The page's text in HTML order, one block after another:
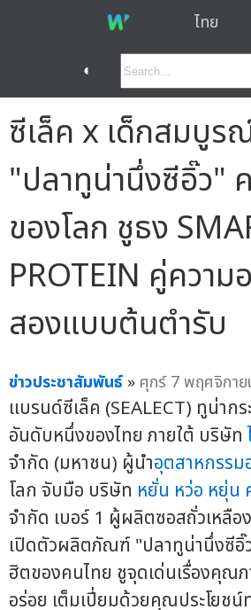
ไทย
◐
ซีเล็ค x เด็กสมบูร
"ปลาทูน่านึ่งซีอิ๊ว"
ของโลก ชูธง
PROTEIN คู่ควา
สองแบบต้นตำรับ
ข่าวประชาสัมพันธ์ » ศุกร์ 7 พฤศจิกา
แบรนด์ซีเล็ค (SEALECT) ทูน่าก
อันดับหนึ่งของไทย ภายใต้ บริษัท
จำกัด (มหาชน) ผู้นำอุตสาหกรรม
โลก จับมือ บริษัท หยั่น หว่อ หยุ่น
จำกัด เบอร์ 1 ผู้ผลิตซอสถั่วเหลื
เปิดตัวผลิตภัณฑ์ "ปลาทูน่านึ่งซีอิ๊
ฮิตของคนไทย ชูจุดเด่นเรื่องคุณ
อร่อย เต็มเปี่ยมด้วยคุณประโยชน์